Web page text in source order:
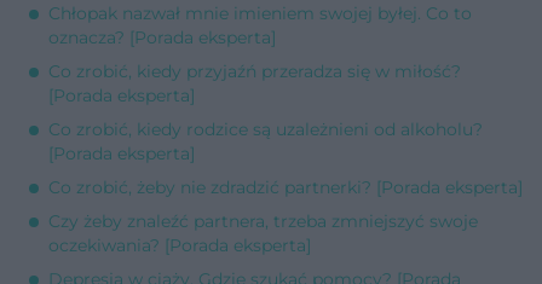
Chłopak nazwał mnie imieniem swojej byłej. Co to
oznacza? [Porada eksperta]
Co zrobić, kiedy przyjaźń przeradza się w miłość?
[Porada eksperta]
Co zrobić, kiedy rodzice są uzależnieni od alkoholu?
[Porada eksperta]
Co zrobić, żeby nie zdradzić partnerki? [Porada eksperta]
Czy żeby znaleźć partnera, trzeba zmniejszyć swoje
oczekiwania? [Porada eksperta]
Depresja w ciąży. Gdzie szukać pomocy? [Porada